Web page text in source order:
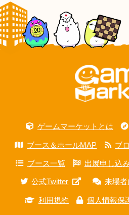
ゲームマーケットとは
ブース＆ホールMAP ブ
ブース一覧 出展申し込み
公式Twitter 来場者
利用規約 個人情報保